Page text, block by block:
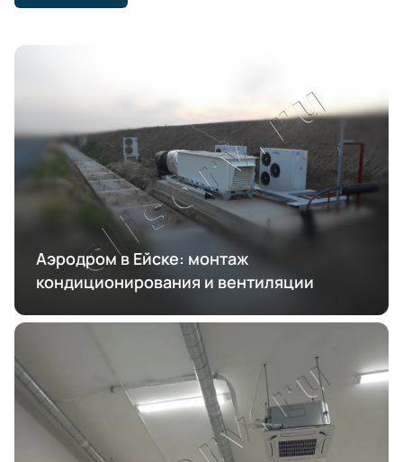
Аэродром в Ейске: монтаж
кондиционирования и вентиляции